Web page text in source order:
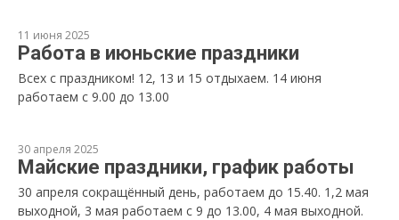
11 июня 2025
Работа в июньские праздники
Всех с праздником! 12, 13 и 15 отдыхаем. 14 июня
работаем с 9.00 до 13.00
30 апреля 2025
Майские праздники, график работы
30 апреля сокращённый день, работаем до 15.40. 1,2 мая
выходной, 3 мая работаем с 9 до 13.00, 4 мая выходной.